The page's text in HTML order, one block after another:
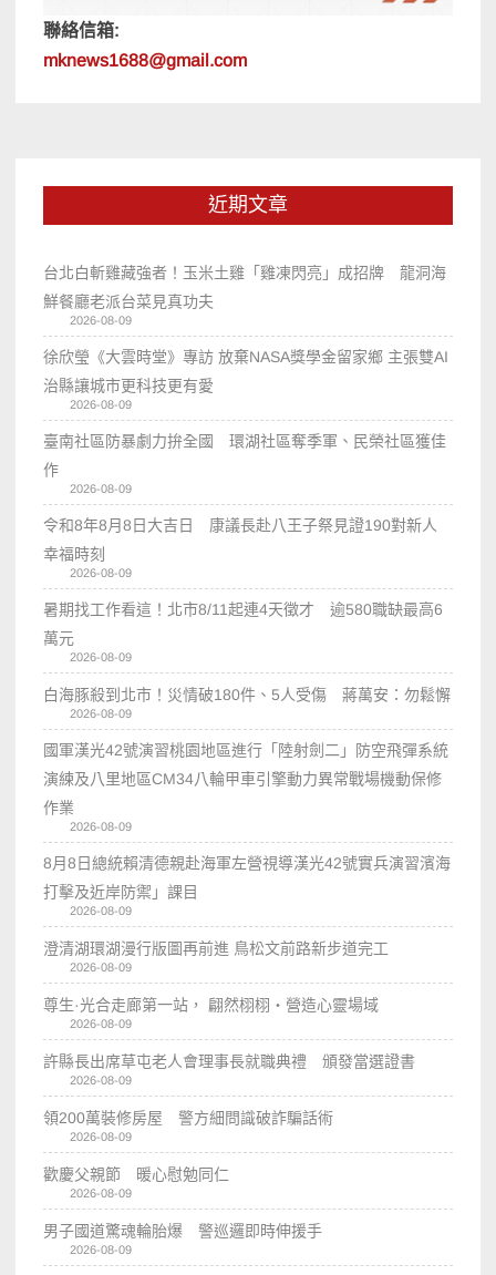
聯絡信箱:
mknews1688@gmail.com
近期文章
台北白斬雞藏強者！玉米土雞「雞凍閃亮」成招牌 龍洞海
鮮餐廳老派台菜見真功夫
2026-08-09
徐欣瑩《大雲時堂》專訪 放棄NASA獎學金留家鄉 主張雙AI
治縣讓城市更科技更有愛
2026-08-09
臺南社區防暴劇力拚全國 環湖社區奪季軍、民榮社區獲佳
作
2026-08-09
令和8年8月8日大吉日 康議長赴八王子祭見證190對新人
幸福時刻
2026-08-09
暑期找工作看這！北市8/11起連4天徵才 逾580職缺最高6
萬元
2026-08-09
白海豚殺到北市！災情破180件、5人受傷 蔣萬安：勿鬆懈
2026-08-09
國軍漢光42號演習桃園地區進行「陸射劍二」防空飛彈系統
演練及八里地區CM34八輪甲車引擎動力異常戰場機動保修
作業
2026-08-09
8月8日總統賴清德親赴海軍左營視導漢光42號實兵演習濱海
打擊及近岸防禦」課目
2026-08-09
澄清湖環湖漫行版圖再前進 鳥松文前路新步道完工
2026-08-09
尊生·光合走廊第一站， 翩然栩栩・營造心靈場域
2026-08-09
許縣長出席草屯老人會理事長就職典禮 頒發當選證書
2026-08-09
領200萬裝修房屋 警方細問識破詐騙話術
2026-08-09
歡慶父親節 暖心慰勉同仁
2026-08-09
男子國道驚魂輪胎爆 警巡邏即時伸援手
2026-08-09